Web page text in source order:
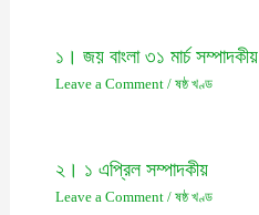
১। জয় বাংলা ৩১ মার্চ সম্পাদকীয়
Leave a Comment / ষষ্ঠ খণ্ড
২। ১ এপ্রিল সম্পাদকীয়
Leave a Comment / ষষ্ঠ খণ্ড